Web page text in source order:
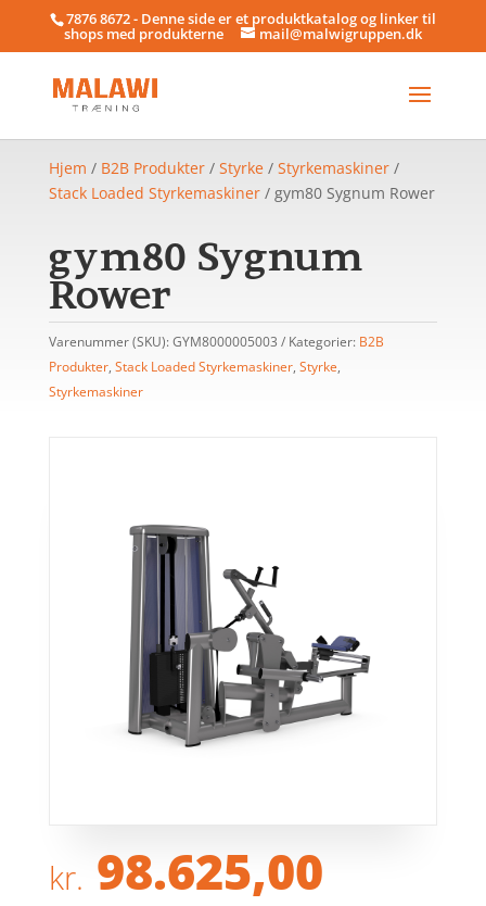
7876 8672 - Denne side er et produktkatalog og linker til
shops med produkterne mail@malwigruppen.dk
Hjem / B2B Produkter/ Styrke/ Styrkemaskiner/
Stack Loaded Styrkemaskiner/ gym80 Sygnum Rower
gym80 Sygnum
Rower
Varenummer (SKU): GYM8000005003 Kategorier: B2B
Produkter, Stack Loaded Styrkemaskiner, Styrke,
Styrkemaskiner
kr. 98.625,00